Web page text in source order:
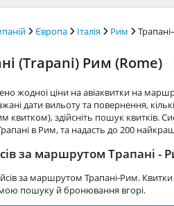
Європа Італія Рим
(Trapani) Рим (Rome)
жодної ціни на авіаквитки на
дати вильоту та повернення,
квитком), здійсніть пошук квитків.
в Рим, та надасть до 200
за маршрутом Трапані -
за маршрутом Трапані-Рим.
пошуку й бронювання вгорі.